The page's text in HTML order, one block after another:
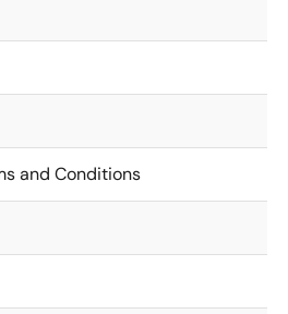
and Conditions